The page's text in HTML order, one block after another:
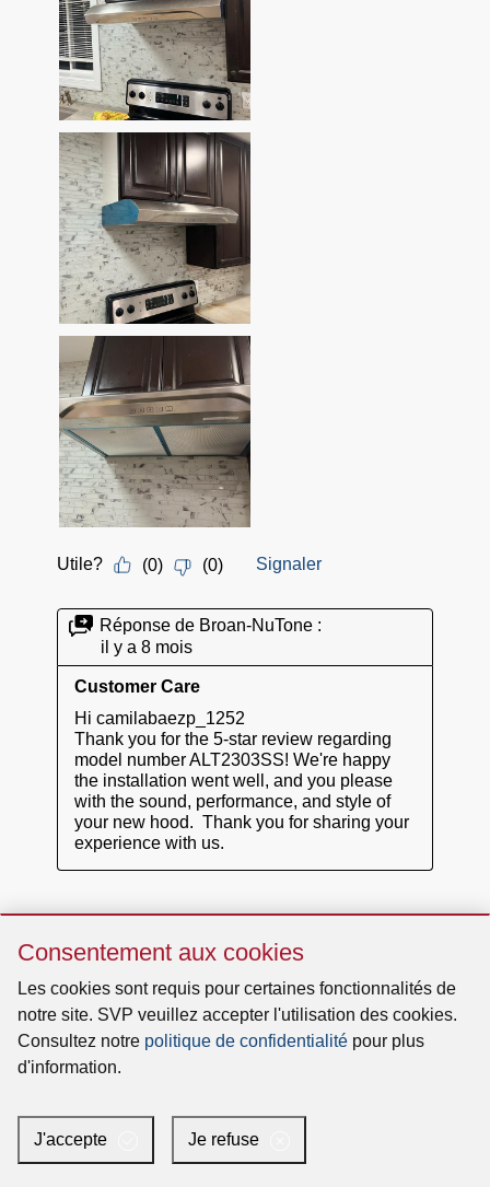
Consentement
aux
cookies
Consentement aux cookies
Les cookies sont requis pour certaines fonctionnalités de
notre site. SVP veuillez accepter l'utilisation des cookies.
Consultez notre politique de confidentialité pour plus
d'information.
J'accepte Je refuse